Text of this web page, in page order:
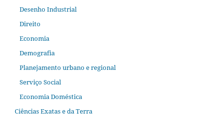
Desenho Industrial
Direito
Economia
Demografia
Planejamento urbano e regional
Serviço Social
Economia Doméstica
Ciências Exatas e da Terra